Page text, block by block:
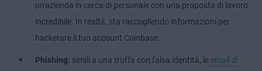
un'azienda in cerca di personale con una proposta di lavoro
incredibile. In realtà, sta raccogliendo informazioni per
hackerare il tuo account Coinbase.
Phishing: simili a una truffa con falsa identità, le email di